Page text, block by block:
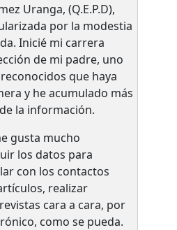
Uranga, (Q.E.P.D),
por la modestia
Inicié mi carrera
de mi padre, uno
que haya
y he acumulado más
la información.
gusta mucho
los datos para
con los contactos
realizar
cara a cara, por
como se pueda.